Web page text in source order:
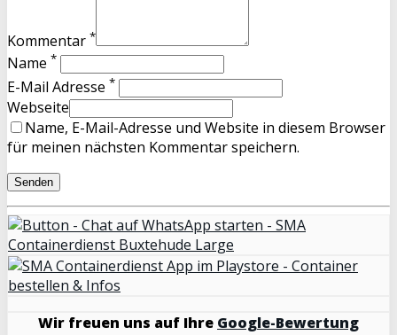
Kommentar *
Name *
E-Mail Adresse *
Webseite
Name, E-Mail-Adresse und Website in diesem Browser
für meinen nächsten Kommentar speichern.
Wir freuen uns auf Ihre Google-Bewertung